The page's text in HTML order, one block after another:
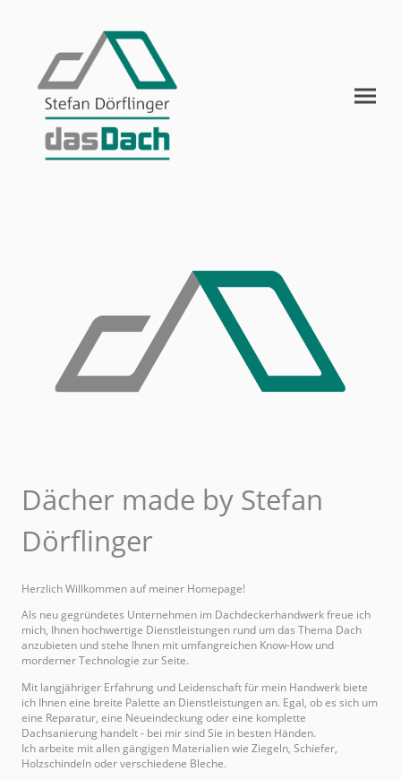
Dächer made by Stefan
Dörflinger
Herzlich Willkommen auf meiner Homepage!
Als neu gegründetes Unternehmen im Dachdeckerhandwerk freue ich
mich, Ihnen hochwertige Dienstleistungen rund um das Thema Dach
anzubieten und stehe Ihnen mit umfangreichen Know-How und
morderner Technologie zur Seite.
Mit langjähriger Erfahrung und Leidenschaft für mein Handwerk biete
ich Ihnen eine breite Palette an Dienstleistungen an. Egal, ob es sich um
eine Reparatur, eine Neueindeckung oder eine komplette
Dachsanierung handelt - bei mir sind Sie in besten Händen.
Ich arbeite mit allen gängigen Materialien wie Ziegeln, Schiefer,
Holzschindeln oder verschiedene Bleche.